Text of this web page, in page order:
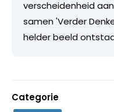
verscheidenheid
samen 'Verder
helder beeld
Categorie